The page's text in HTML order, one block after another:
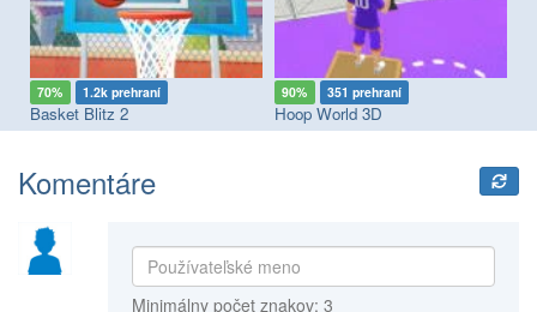
70% 1.2k prehraní
Basket Blitz 2
90% 351 prehraní
Hoop World 3D
Komentáre
Minimálny počet znakov: 3